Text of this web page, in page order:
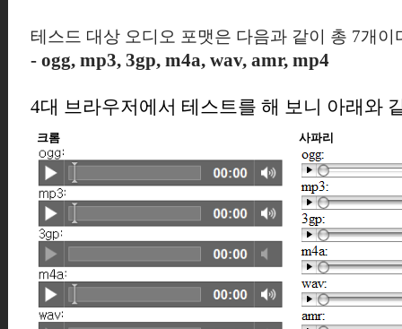
테스드 대상 오디오 포맷은 다음과 같이 총 7개이
- ogg, mp3, 3gp, m4a, wav, amr, mp4
4대 브라우저에서 테스트를 해 보니 아래와
크롬 사파리